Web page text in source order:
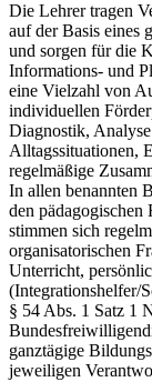
Die Lehrer tragen
auf der Basis eines
und sorgen für die
Informations- und
eine Vielzahl von
individuellen
Diagnostik,
Alltagssituationen,
regelmäßige
In allen benannten
den pädagogischen
stimmen sich
organisatorischen
Unterricht,
(Integrationshelfer/
§ 54 Abs. 1 Satz 1
ganztägige
jeweiligen